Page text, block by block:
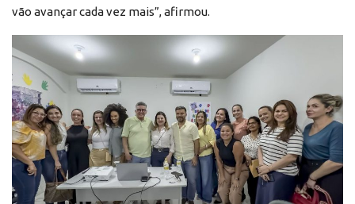
vão avançar cada vez mais”, afirmou.